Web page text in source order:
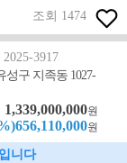
조회 1474
3917
성구 지족동 1027-
1,339,000,000원
원
니다